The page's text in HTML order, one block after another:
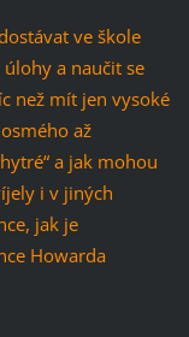
ve škole
a naučit se
než mít jen vysoké
až
a jak mohou
i v jiných
jak je
Howarda